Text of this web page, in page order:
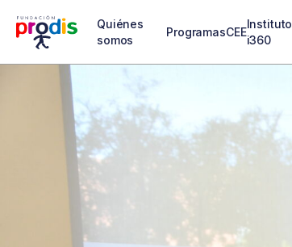
Quiénes
somos
ProgramasCEE
Instituto
i360